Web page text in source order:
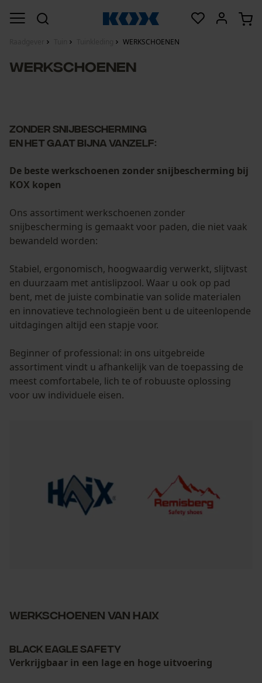
WERKSCHOENEN
WERKSCHOENEN
ZONDER SNIJBESCHERMING
EN HET GAAT BIJNA VANZELF:
De beste werkschoenen zonder snijbescherming bij
KOX kopen
Ons assortiment werkschoenen zonder
snijbescherming is gemaakt voor paden, die niet vaak
bewandeld worden:
Stabiel, ergonomisch, hoogwaardig verwerkt, slijtvast
en duurzaam met antislipzool. Waar u ook op pad
bent, met de juiste combinatie van solide materialen
en innovatieve technologieën bent u de uiteenlopende
uitdagingen altijd een stapje voor.
Beginner of professional: in ons uitgebreide
assortiment vindt u afhankelijk van de toepassing de
meest comfortabele, lich te of robuuste oplossing
voor uw individuele eisen.
Werkschoenen van HAIX
Black Eagle Safety
Verkrijgbaar in een lage en hoge uitvoering